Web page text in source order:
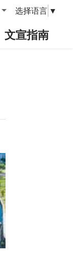
选择语言 ▼
文宣指南